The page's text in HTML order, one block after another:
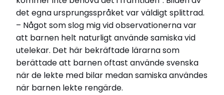
det egna ursprungsspråket var väldigt splittrad.
– Något som slog mig vid observationerna var
att barnen helt naturligt använde samiska vid
utelekar. Det här bekräftade lärarna som
berättade att barnen oftast använde svenska
när de lekte med bilar medan samiska användes
när barnen lekte rengärde.